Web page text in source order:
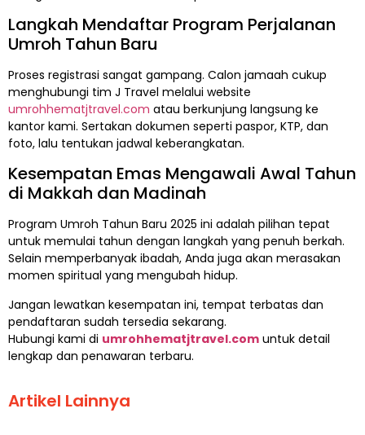
Langkah Mendaftar Program Perjalanan
Umroh Tahun Baru
Proses registrasi sangat gampang. Calon jamaah cukup
menghubungi tim J Travel melalui website
umrohhematjtravel.com atau berkunjung langsung ke
kantor kami. Sertakan dokumen seperti paspor, KTP, dan
foto, lalu tentukan jadwal keberangkatan.
Kesempatan Emas Mengawali Awal Tahun
di Makkah dan Madinah
Program Umroh Tahun Baru 2025 ini adalah pilihan tepat
untuk memulai tahun dengan langkah yang penuh berkah.
Selain memperbanyak ibadah, Anda juga akan merasakan
momen spiritual yang mengubah hidup.
Jangan lewatkan kesempatan ini, tempat terbatas dan
pendaftaran sudah tersedia sekarang.
Hubungi kami di umrohhematjtravel.com untuk detail
lengkap dan penawaran terbaru.
Artikel Lainnya